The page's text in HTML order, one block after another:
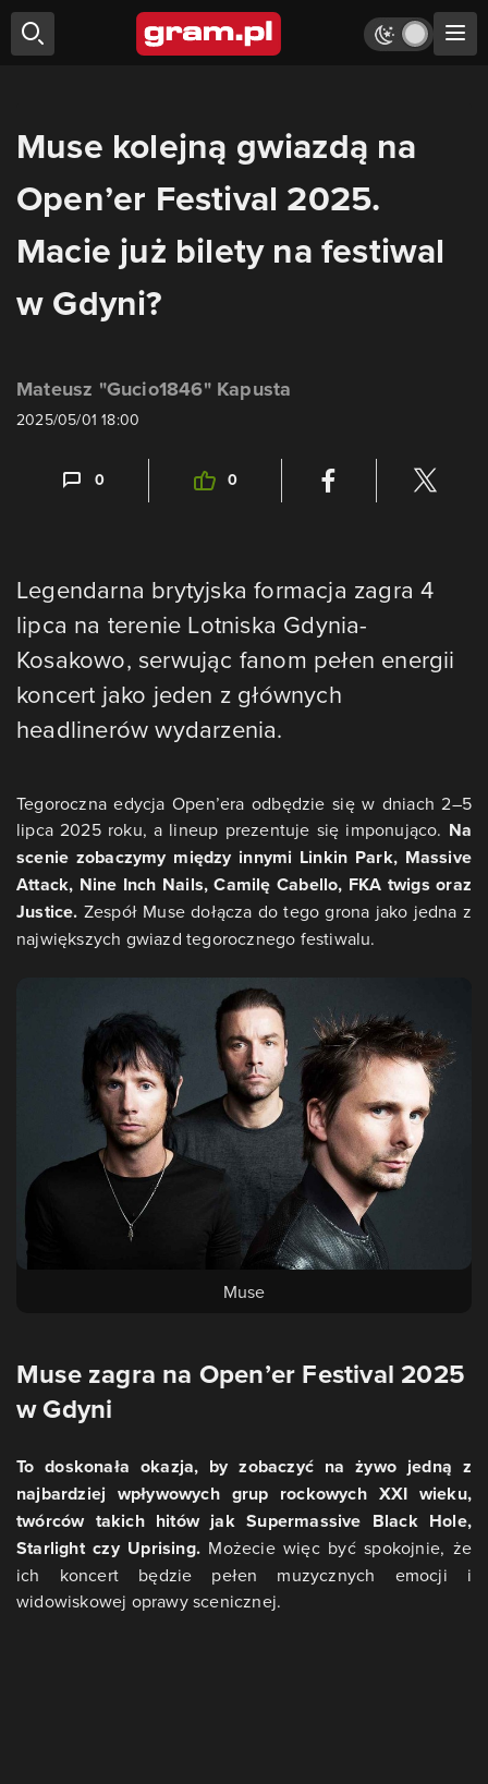
Muse kolejną gwiazdą na
Open’er Festival 2025.
Macie już bilety na festiwal
w Gdyni?
Mateusz "Gucio1846" Kapusta
2025/05/01 18:00
0 0
Legendarna brytyjska formacja zagra 4
lipca na terenie Lotniska Gdynia-
Kosakowo, serwując fanom pełen energii
koncert jako jeden z głównych
headlinerów wydarzenia.
Tegoroczna edycja Open’era odbędzie się w dniach 2–5
lipca 2025 roku, a lineup prezentuje się imponująco. Na
scenie zobaczymy między innymi Linkin Park, Massive
Attack, Nine Inch Nails, Camilę Cabello, FKA twigs oraz
Justice. Zespół Muse dołącza do tego grona jako jedna z
największych gwiazd tegorocznego festiwalu.
Muse
Muse zagra na Open’er Festival 2025
w Gdyni
To doskonała okazja, by zobaczyć na żywo jedną z
najbardziej wpływowych grup rockowych XXI wieku,
twórców takich hitów jak Supermassive Black Hole,
Starlight czy Uprising.Możecie więc być spokojnie, że
ich koncert będzie pełen muzycznych emocji i
widowiskowej oprawy scenicznej.